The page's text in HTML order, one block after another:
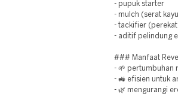
- pupuk starter
- mulch (serat
- tackifier (perekat
- aditif pelindung
### Manfaat
- 🌱 pertumbuhan
- 🚜 efisien untuk
- 🌿 mengurangi